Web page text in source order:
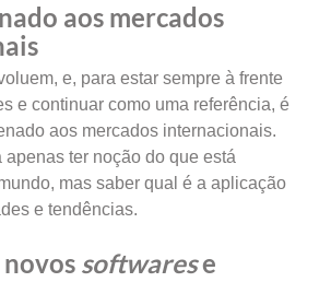
aos mercados
e, para estar sempre à frente
e continuar como uma referência, é
aos mercados internacionais.
apenas ter noção do que está
mas saber qual é a aplicação
e tendências.
softwarese